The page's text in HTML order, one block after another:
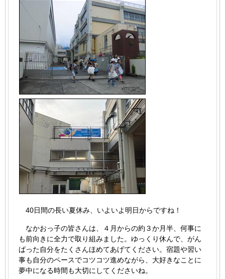
40日間の長い夏休み、いよいよ明日からですね！
なかおっ子の皆さんは、４月からの約３か月半、何事に
も前向きに全力で取り組みました。ゆっくり休んで、がん
ばった自分をたくさんほめてあげてください。宿題や習い
事も自分のペースでコツコツ進めながら、大好きなことに
夢中になる時間も大切にしてくださいね。